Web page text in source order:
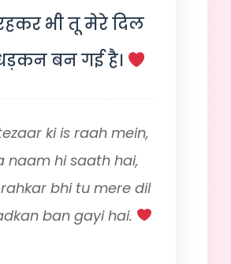
भी तू मेरे दिल
बन गई है।
ki is raah mein,
naam hi saath hai,
bhi tu mere dil
ban gayi hai.